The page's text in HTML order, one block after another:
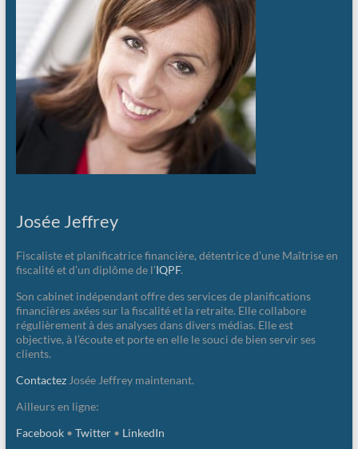
Josée Jeffrey
Fiscaliste et planificatrice financière, détentrice d’une Maîtrise en
fiscalité et d’un diplôme de l’IQPF.
Son cabinet indépendant offre des services de planifications
financières axées sur la fiscalité et la retraite. Elle collabore
régulièrement à des analyses dans divers médias. Elle est
objective, à l’écoute et porte en elle le souci de bien servir ses
clients.
ContactezJosée Jeffrey maintenant.
Ailleurs en ligne:
Facebook• Twitter• LinkedIn